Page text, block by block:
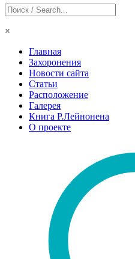
×
Главная
Захоронения
Новости сайта
Статьи
Расположение
Галерея
Книга Р.Лейнонена
О проекте